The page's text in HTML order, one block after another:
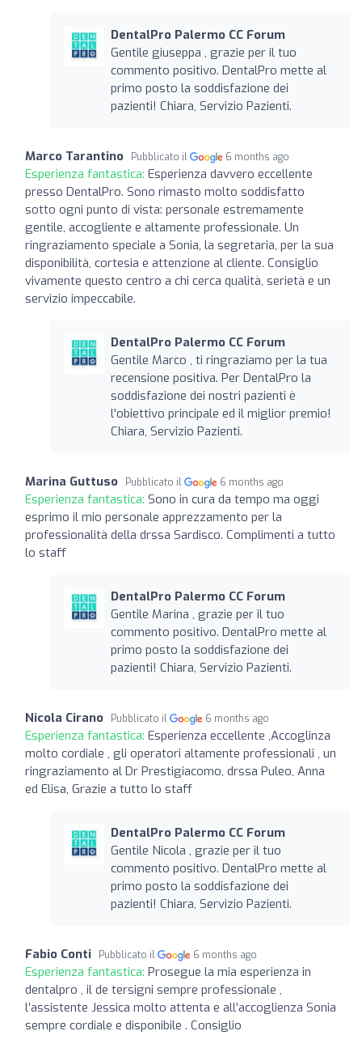
DentalPro Palermo CC Forum
Gentile giuseppa , grazie per il tuo
commento positivo. DentalPro mette al
primo posto la soddisfazione dei
pazienti! Chiara, Servizio Pazienti.
Marco Tarantino Pubblicato il 6 months ago
Esperienza fantastica: Esperienza davvero eccellente
presso DentalPro. Sono rimasto molto soddisfatto
sotto ogni punto di vista: personale estremamente
gentile, accogliente e altamente professionale. Un
ringraziamento speciale a Sonia, la segretaria, per la sua
disponibilità, cortesia e attenzione al cliente. Consiglio
vivamente questo centro a chi cerca qualità, serietà e un
servizio impeccabile.
DentalPro Palermo CC Forum
Gentile Marco , ti ringraziamo per la tua
recensione positiva. Per DentalPro la
soddisfazione dei nostri pazienti è
l'obiettivo principale ed il miglior premio!
Chiara, Servizio Pazienti.
Marina Guttuso Pubblicato il 6 months ago
Esperienza fantastica: Sono in cura da tempo ma oggi
esprimo il mio personale apprezzamento per la
professionalità della drssa Sardisco. Complimenti a tutto
lo staff
DentalPro Palermo CC Forum
Gentile Marina , grazie per il tuo
commento positivo. DentalPro mette al
primo posto la soddisfazione dei
pazienti! Chiara, Servizio Pazienti.
Nicola Cirano Pubblicato il 6 months ago
Esperienza fantastica: Esperienza eccellente ,Accoglinza
molto cordiale , gli operatori altamente professionali , un
ringraziamento al Dr Prestigiacomo, drssa Puleo, Anna
ed Elisa, Grazie a tutto lo staff
DentalPro Palermo CC Forum
Gentile Nicola , grazie per il tuo
commento positivo. DentalPro mette al
primo posto la soddisfazione dei
pazienti! Chiara, Servizio Pazienti.
Fabio Conti Pubblicato il 6 months ago
Esperienza fantastica: Prosegue la mia esperienza in
dentalpro , il de tersigni sempre professionale ,
l’assistente Jessica molto attenta e all’accoglienza Sonia
sempre cordiale e disponibile . Consiglio